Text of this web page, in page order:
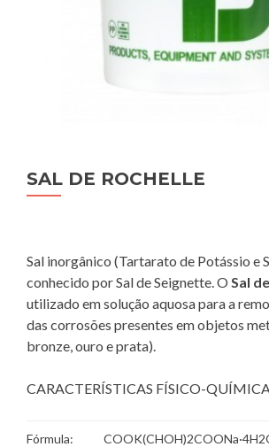
SAL DE ROCHELLE
Sal inorgânico (Tartarato de Potássio e
conhecido por Sal de Seignette. O Sal
utilizado em solução aquosa para a
das corrosões presentes em objetos
bronze, ouro e prata).
CARACTERÍSTICAS FÍSICO-
Fórmula: